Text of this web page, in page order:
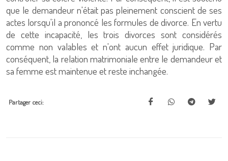
que le demandeur n'était pas pleinement conscient de ses
actes lorsqu'il a prononcé les formules de divorce. En vertu
de cette incapacité, les trois divorces sont considérés
comme non valables et n'ont aucun effet juridique. Par
conséquent, la relation matrimoniale entre le demandeur et
sa femme est maintenue et reste inchangée.
Partager ceci: